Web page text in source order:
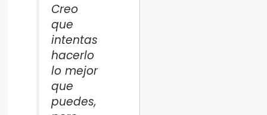
Creo
que
intentas
hacerlo
lo mejor
que
puedes,